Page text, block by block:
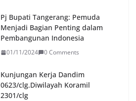
Pj Bupati Tangerang: Pemuda
Menjadi Bagian Penting dalam
Pembangunan Indonesia
01/11/2024 0 Comments
Kunjungan Kerja Dandim
0623/clg.Diwilayah Koramil
2301/clg